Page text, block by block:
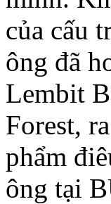
của cấu
ông đã
Lembit
Forest,
phẩm
ông tại